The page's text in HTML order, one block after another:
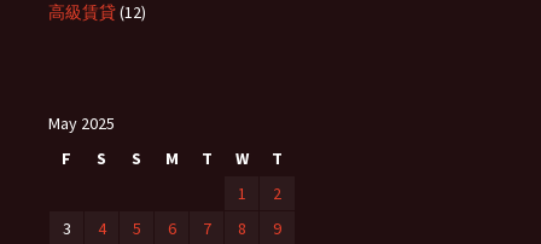
高級賃貸(12)
May 2025
F
S S M T W T
1
2
3
4 5 6 7 8
9